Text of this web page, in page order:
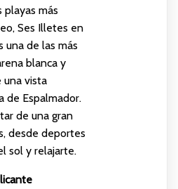
playas más
Ses Illetes en
una de las más
blanca y
una vista
de Espalmador.
de una gran
desde deportes
sol y relajarte.